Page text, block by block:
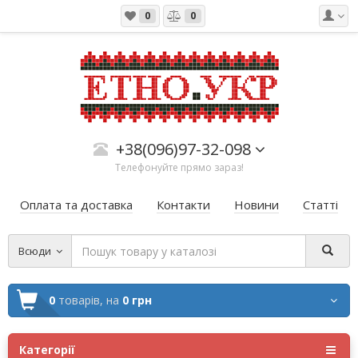
0 0
+38(096)97-32-098
Телефонуйте прямо зараз!
Оплата та доставка Контакти Новини Статті
Всюди
0 товарів, на 0 грн
Категорії